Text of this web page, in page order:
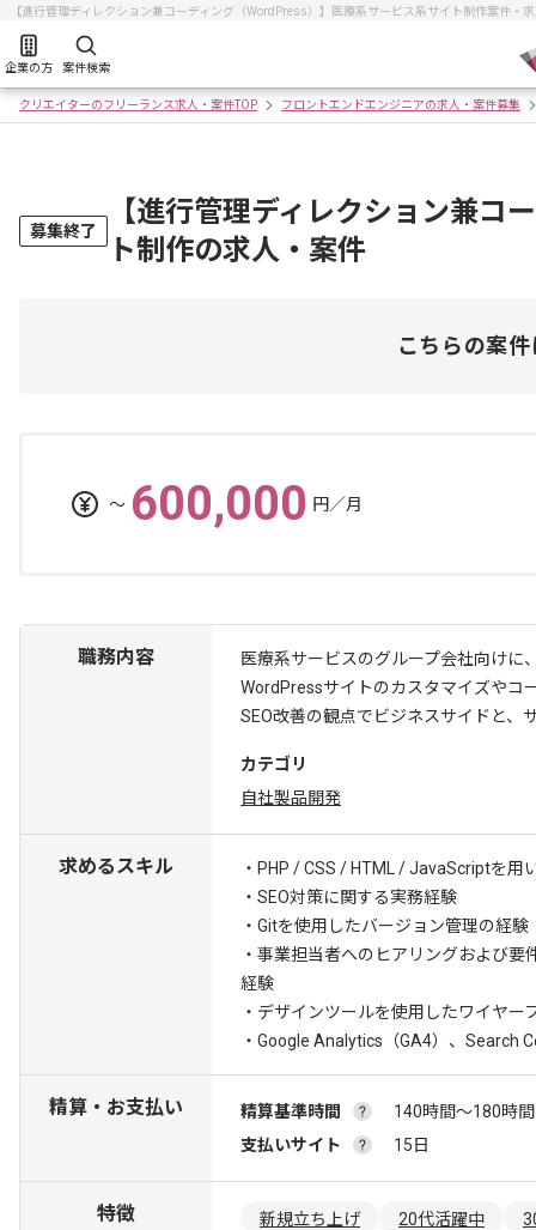
【進行管理ディレクション兼コーディング（WordPress）】医療系サービス系サイト制作案件・
企業の方 案件検索
クリエイターのフリーランス求人・案件TOP フロントエンドエンジニアの求人・案件募集
募集終了
【進行管理ディレクション兼コ
ト制作の求人・案件
こちらの案
〜 600,000 円／月
職務内容
医療系サービスのグループ会社向けに
WordPressサイトのカスタマイズやコ
SEO改善の観点でビジネスサイドと、
カテゴリ
自社製品開発
求めるスキル
・PHP / CSS / HTML / JavaScriptを
・SEO対策に関する実務経験
・Gitを使用したバージョン管理の経験
・事業担当者へのヒアリングおよび要
経験
・デザインツールを使用したワイヤ
・Google Analytics（GA4）、Search
精算・お支払い 精算基準時間
140時間〜180時間
支払いサイト
15日
特徴 新規立ち上げ 20代活躍中